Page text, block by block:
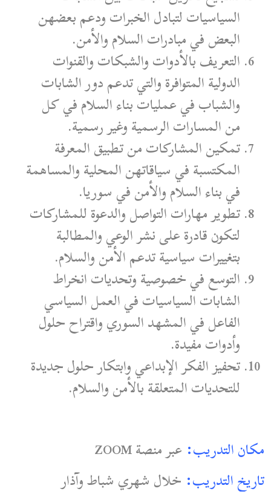
السياسيات لتبادل الخبرات ودعم بعضهن
البعض في مبادرات السلام والأمن.
التعريف بالأدوات والشبكات والقنوات
الدولية المتوافرة والتي تدعم دور الشابات
والشباب في عمليات بناء السلام في كل
من المسارات الرسمية وغير رسمية.
تمكين المشاركات من تطبيق المعرفة
المكتسبة في سياقاتهن المحلية والمساهمة
في بناء السلام والأمن في سوريا.
تطوير مهارات التواصل والدعوة للمشاركات
لتكون قادرة على نشر الوعي والمطالبة
بتغييرات سياسية تدعم الأمن والسلام.
التوسع في خصوصية وتحديات انخراط
الشابات السياسيات في العمل السياسي
الفاعل في المشهد السوري واقتراح حلول
وأدوات مفيدة.
تحفيز الفكر الإبداعي وابتكار حلول جديدة
للتحديات المتعلقة بالأمن والسلام.
مكان التدريب:عبر منصة ZOOM
تاريخ التدريب:خلال شهري شباط وآذار